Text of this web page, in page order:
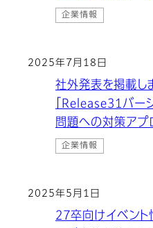
企業情報
2025年7月18日
社外発表を掲載し
「Release31バー
問題への対策アプ
企業情報
2025年5月1日
27卒向けイベント